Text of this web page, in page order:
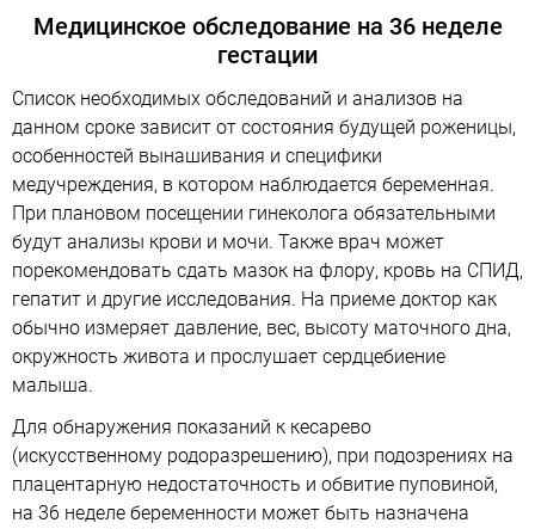
Медицинское обследование на 36 неделе
гестации
Список необходимых обследований и анализов на
данном сроке зависит от состояния будущей роженицы,
особенностей вынашивания и специфики
медучреждения, в котором наблюдается беременная.
При плановом посещении гинеколога обязательными
будут анализы крови и мочи. Также врач может
порекомендовать сдать мазок на флору, кровь на СПИД,
гепатит и другие исследования. На приеме доктор как
обычно измеряет давление, вес, высоту маточного дна,
окружность живота и прослушает сердцебиение
малыша.
Для обнаружения показаний к кесарево
(искусственному родоразрешению), при подозрениях на
плацентарную недостаточность и обвитие пуповиной,
на 36 неделе беременности может быть назначена